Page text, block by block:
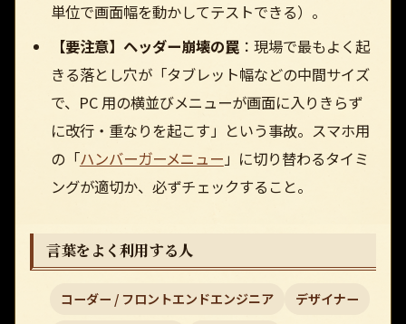
単位で画面幅を動かしてテストできる）。
【要注意】ヘッダー崩壊の罠：現場で最もよく起
きる落とし穴が「タブレット幅などの中間サイズ
で、PC 用の横並びメニューが画面に入りきらず
に改行・重なりを起こす」という事故。スマホ用
の「ハンバーガーメニュー 」に切り替わるタイミ
ングが適切か、必ずチェックすること。
言葉をよく利用する人
コーダー / フロントエンドエンジニア デザイナー